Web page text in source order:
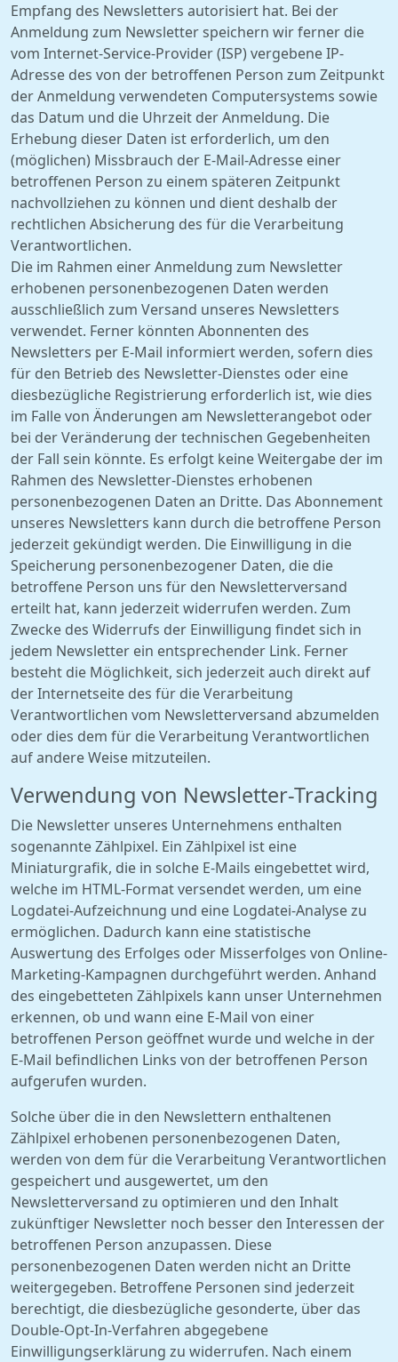
Empfang des Newsletters autorisiert hat. Bei der
Anmeldung zum Newsletter speichern wir ferner die
vom Internet-Service-Provider (ISP) vergebene IP-
Adresse des von der betroffenen Person zum Zeitpunkt
der Anmeldung verwendeten Computersystems sowie
das Datum und die Uhrzeit der Anmeldung. Die
Erhebung dieser Daten ist erforderlich, um den
(möglichen) Missbrauch der E-Mail-Adresse einer
betroffenen Person zu einem späteren Zeitpunkt
nachvollziehen zu können und dient deshalb der
rechtlichen Absicherung des für die Verarbeitung
Verantwortlichen.
Die im Rahmen einer Anmeldung zum Newsletter
erhobenen personenbezogenen Daten werden
ausschließlich zum Versand unseres Newsletters
verwendet. Ferner könnten Abonnenten des
Newsletters per E-Mail informiert werden, sofern dies
für den Betrieb des Newsletter-Dienstes oder eine
diesbezügliche Registrierung erforderlich ist, wie dies
im Falle von Änderungen am Newsletterangebot oder
bei der Veränderung der technischen Gegebenheiten
der Fall sein könnte. Es erfolgt keine Weitergabe der im
Rahmen des Newsletter-Dienstes erhobenen
personenbezogenen Daten an Dritte. Das Abonnement
unseres Newsletters kann durch die betroffene Person
jederzeit gekündigt werden. Die Einwilligung in die
Speicherung personenbezogener Daten, die die
betroffene Person uns für den Newsletterversand
erteilt hat, kann jederzeit widerrufen werden. Zum
Zwecke des Widerrufs der Einwilligung findet sich in
jedem Newsletter ein entsprechender Link. Ferner
besteht die Möglichkeit, sich jederzeit auch direkt auf
der Internetseite des für die Verarbeitung
Verantwortlichen vom Newsletterversand abzumelden
oder dies dem für die Verarbeitung Verantwortlichen
auf andere Weise mitzuteilen.
Verwendung von Newsletter-Tracking
Die Newsletter unseres Unternehmens enthalten
sogenannte Zählpixel. Ein Zählpixel ist eine
Miniaturgrafik, die in solche E-Mails eingebettet wird,
welche im HTML-Format versendet werden, um eine
Logdatei-Aufzeichnung und eine Logdatei-Analyse zu
ermöglichen. Dadurch kann eine statistische
Auswertung des Erfolges oder Misserfolges von Online-
Marketing-Kampagnen durchgeführt werden. Anhand
des eingebetteten Zählpixels kann unser Unternehmen
erkennen, ob und wann eine E-Mail von einer
betroffenen Person geöffnet wurde und welche in der
E-Mail befindlichen Links von der betroffenen Person
aufgerufen wurden.
Solche über die in den Newslettern enthaltenen
Zählpixel erhobenen personenbezogenen Daten,
werden von dem für die Verarbeitung Verantwortlichen
gespeichert und ausgewertet, um den
Newsletterversand zu optimieren und den Inhalt
zukünftiger Newsletter noch besser den Interessen der
betroffenen Person anzupassen. Diese
personenbezogenen Daten werden nicht an Dritte
weitergegeben. Betroffene Personen sind jederzeit
berechtigt, die diesbezügliche gesonderte, über das
Double-Opt-In-Verfahren abgegebene
Einwilligungserklärung zu widerrufen. Nach einem